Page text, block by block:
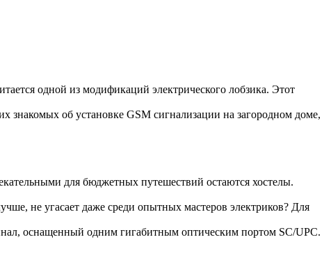
одной из модификаций электрического лобзика. Этот
знакомых об установке GSM сигнализации на загородном доме,
для бюджетных путешествий остаются хостелы.
не угасает даже среди опытных мастеров электриков? Для
оснащенный одним гигабитным оптическим портом SC/UPC.